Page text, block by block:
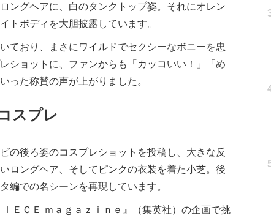
ングヘアに、白のタンクトップ姿。それにオレン
トボディを大胆披露しています。
おり、まさにワイルドでセクシーなボニーを忠
ショットに、ファンからも「カッコいい！」「め
った称賛の声が上がりました。
スプレ
後ろ姿のコスプレショットを投稿し、大きな反
ロングヘア、そしてピンクの衣装を着た小芝。後
編での名シーンを再現しています。
ＥＣＥ ｍａｇａｚｉｎｅ』（集英社）の企画で挑